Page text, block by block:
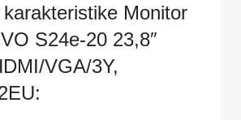
karakteristike Monitor
S24e-20 23,8″
VGA/3Y,